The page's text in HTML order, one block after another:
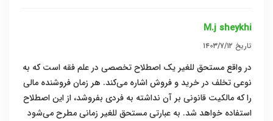
M.j sheykhi
تاریخ ۱۴۰۳/۷/۱۲
در واقع مستحق للغیر یک اصطلاح تخصصی در علم فقه است که به
نوعی تخلف در خرید و فروش اشاره می‌کند. هر زمان فروشنده مالی
را که مالکیت قانونی بر آن نداشته به فردی بفروشد، از این اصطلاح
استفاده خواهد شد. به عبارتی مستحق للغیر زمانی مطرح می‌شود